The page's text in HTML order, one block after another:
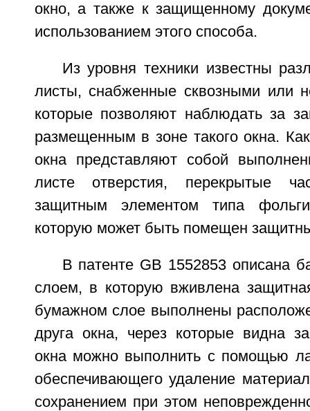
окно, а также к защищенному
использованием этого способа.
Из уровня техники известны
листы, снабженные сквозными или
которые позволяют наблюдать за
размещенным в зоне такого окна.
окна представляют собой
листе отверстия, перекрытые
защитным элементом типа
которую может быть помещен
В патенте GB 1552853 описана
слоем, в которую вживлена
бумажном слое выполнены
друга окна, через которые видна
окна можно выполнить с помощью
обеспечивающего удаление
сохранением при этом